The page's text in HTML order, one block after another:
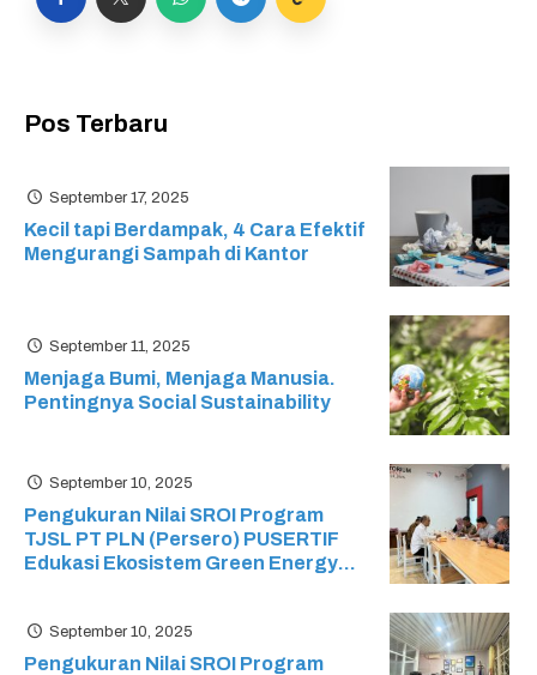
Pos Terbaru
September 17, 2025
Kecil tapi Berdampak, 4 Cara Efektif
Mengurangi Sampah di Kantor
September 11, 2025
Menjaga Bumi, Menjaga Manusia.
Pentingnya Social Sustainability
September 10, 2025
Pengukuran Nilai SROI Program
TJSL PT PLN (Persero) PUSERTIF
Edukasi Ekosistem Green Energy
September 10, 2025
Pengukuran Nilai SROI Program